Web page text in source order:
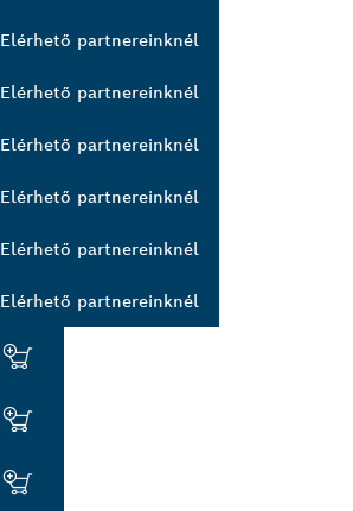
Elérhető partnereinknél
Elérhető partnereinknél
Elérhető partnereinknél
Elérhető partnereinknél
Elérhető partnereinknél
Elérhető partnereinknél